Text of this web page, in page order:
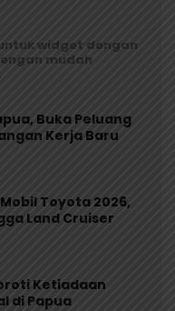
widget dengan
mudah
Buka Peluang
Kerja Baru
Toyota 2026,
Land Cruiser
Ketiadaan
di Papua